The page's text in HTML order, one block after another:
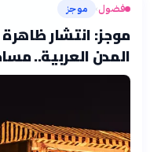
فضول› موجز
موجز: انتشار
المدن العربية..